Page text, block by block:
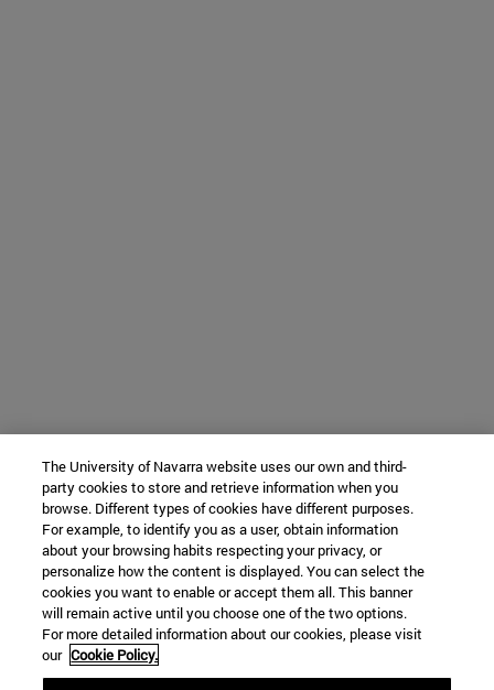
The University of Navarra website uses our own and third-
party cookies to store and retrieve information when you
browse. Different types of cookies have different purposes.
For example, to identify you as a user, obtain information
about your browsing habits respecting your privacy, or
personalize how the content is displayed. You can select the
cookies you want to enable or accept them all. This banner
will remain active until you choose one of the two options.
For more detailed information about our cookies, please visit
our Cookie Policy.